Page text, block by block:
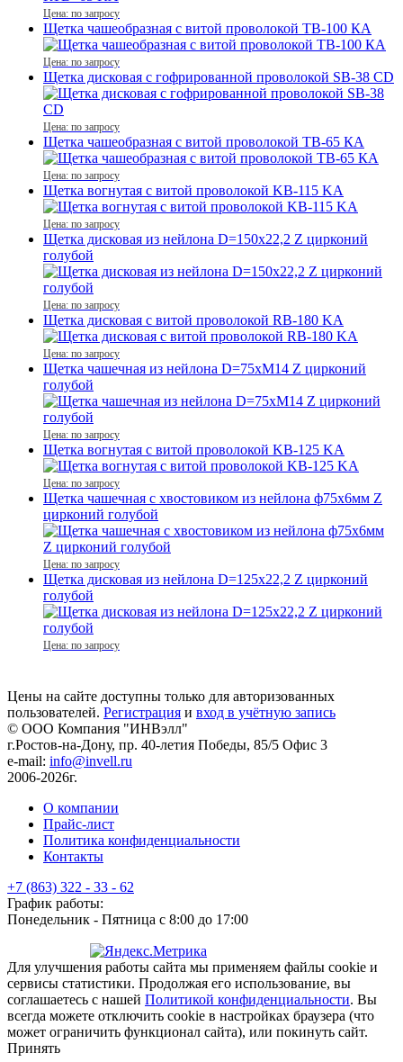
Цена: по запросу
Щетка чашеобразная с витой проволокой ТВ-100 КA
Цена: по запросу
Щетка дисковая с гофрированной проволокой SB-38 CD
Цена: по запросу
Щетка чашеобразная с витой проволокой ТВ-65 КA
Цена: по запросу
Щетка вогнутая с витой проволокой KB-115 KA
Цена: по запросу
Щетка дисковая из нейлона D=150х22,2 Z цирконий
голубой
Цена: по запросу
Щетка дисковая с витой проволокой RB-180 KA
Цена: по запросу
Щетка чашечная из нейлона D=75хМ14 Z цирконий
голубой
Цена: по запросу
Щетка вогнутая с витой проволокой KB-125 KA
Цена: по запросу
Щетка чашечная с хвостовиком из нейлона ф75х6мм Z
цирконий голубой
Цена: по запросу
Щетка дисковая из нейлона D=125х22,2 Z цирконий
голубой
Цена: по запросу
Цены на сайте доступны только для авторизованных
пользователей. Регистрация и вход в учётную запись
© ООО Компания "ИНВэлл"
г.Ростов-на-Дону, пр. 40-летия Победы, 85/5 Офис 3
e-mail: info@invell.ru
2006-2026г.
О компании
Прайс-лист
Политика конфиденциальности
Контакты
+7 (863) 322 - 33 - 62
График работы:
Понедельник - Пятница с 8:00 до 17:00
Для улучшения работы сайта мы применяем файлы cookie и
сервисы статистики. Продолжая его использование, вы
соглашаетесь с нашей Политикой конфиденциальности. Вы
всегда можете отключить cookie в настройках браузера (что
может ограничить функционал сайта), или покинуть сайт.
Принять